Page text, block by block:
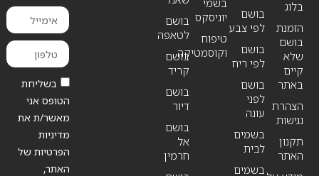
בלוג
הזמנת
בושם
שלא
קיים
באתר
הצהרת
נגישות
תקנון
האתר
יוניסקס
טיפוח
וקוסמטיקה
בושם
לפי צבע
בושם
לפי ריח
בושם
לפני
עונה
בשמים
לבית
בשמים
בושם
לטאפה
בושם
קריד
בושם
דיור
בושם
אל
חרמין
בשליחת
הטופס אני
מאשר/ת את
מדיניות
הפרטיות של
האתר,